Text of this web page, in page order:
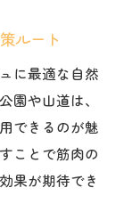
ルート
に最適な自然
園や山道は、
できるのが魅
ことで筋肉の
果が期待でき